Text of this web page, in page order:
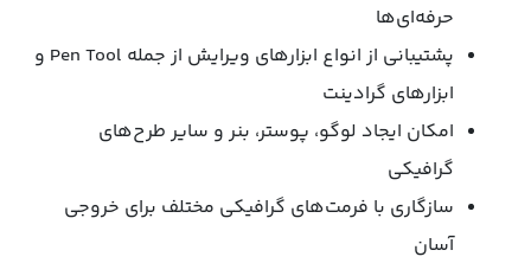
حرفه‌ای‌ها
پشتیبانی از انواع ابزارهای ویرایش از جمله Pen Tool و
ابزارهای گرادینت
امکان ایجاد لوگو، پوستر، بنر و سایر طرح‌های
گرافیکی
سازگاری با فرمت‌های گرافیکی مختلف برای خروجی
آسان